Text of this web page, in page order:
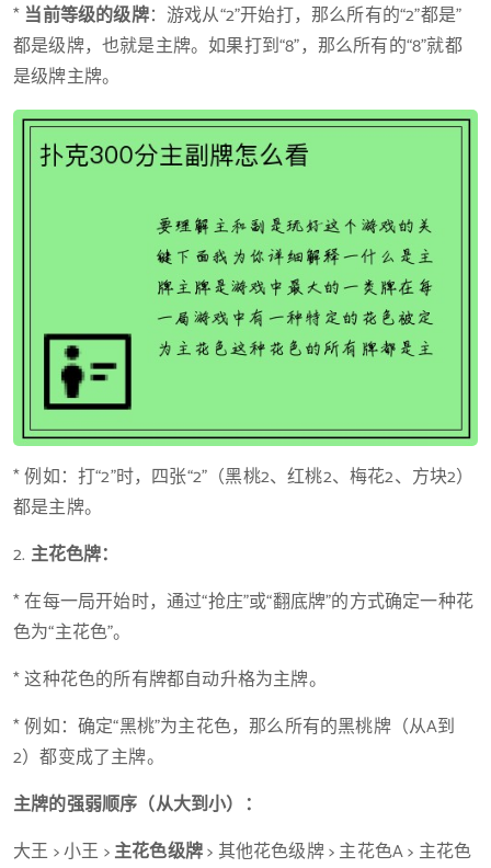
*当前等级的级牌：游戏从“2”开始打，那么所有的“2”都是”
都是级牌，也就是主牌。如果打到“8”，那么所有的“8”就都
是级牌主牌。
* 例如：打“2”时，四张“2”（黑桃2、红桃2、梅花2、方块2）
都是主牌。
2. 主花色牌：
* 在每一局开始时，通过“抢庄”或“翻底牌”的方式确定一种花
色为“主花色”。
* 这种花色的所有牌都自动升格为主牌。
* 例如：确定“黑桃”为主花色，那么所有的黑桃牌（从A到
2）都变成了主牌。
主牌的强弱顺序（从大到小）：
大王 > 小王 >主花色级牌> 其他花色级牌 > 主花色A > 主花色